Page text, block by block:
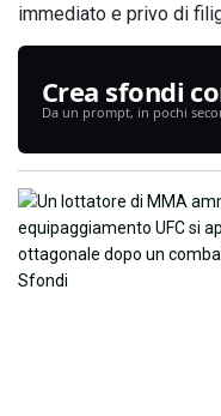
immediato e privo di
Crea sfondi
Da un prompt, in pochi